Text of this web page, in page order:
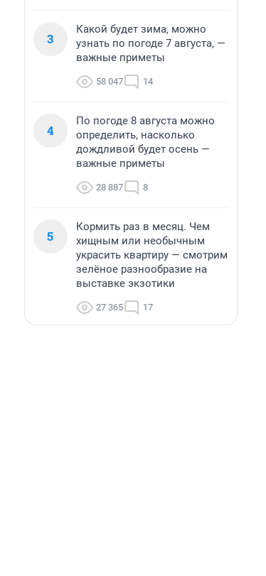
3
Какой будет зима, можно
узнать по погоде 7 августа, —
важные приметы
58 047 14
4
По погоде 8 августа можно
определить, насколько
дождливой будет осень —
важные приметы
28 887 8
5
Кормить раз в месяц. Чем
хищным или необычным
украсить квартиру — смотрим
зелёное разнообразие на
выставке экзотики
27 365 17